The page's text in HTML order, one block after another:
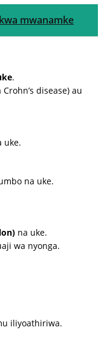
mwanamke
.
disease) au
uke.
na uke.
na uke.
wa nyonga.
iliyoathiriwa.